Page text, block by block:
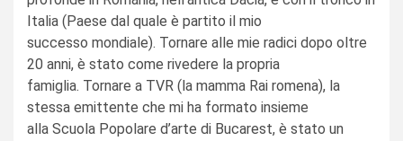
Italia (Paese dal quale è partito il mio
successo mondiale). Tornare alle mie radici dopo oltre
20 anni, è stato come rivedere la propria
famiglia. Tornare a TVR (la mamma Rai romena), la
stessa emittente che mi ha formato insieme
alla Scuola Popolare d’arte di Bucarest, è stato un